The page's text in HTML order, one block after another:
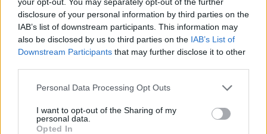
disclosure of your personal information by third parties on the
IAB’s list of downstream participants. This information may
also be disclosed by us to third parties on the IAB’s List of
Downstream Participants that may further disclose it to other
Personal Data Processing Opt Outs
I want to opt-out of the Sharing of my
personal data.
Opted In